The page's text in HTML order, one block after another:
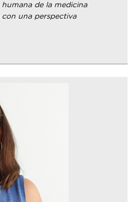
humana de la medicina
una perspectiva